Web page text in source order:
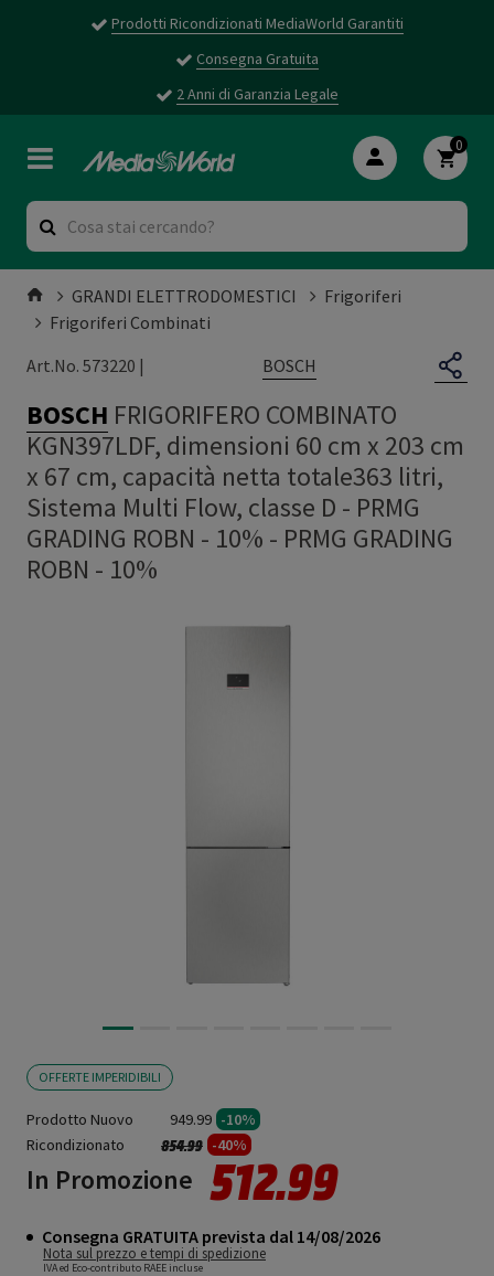
Prodotti Ricondizionati MediaWorld Garantiti
Consegna Gratuita
2 Anni di Garanzia Legale
0
GRANDI ELETTRODOMESTICI
Frigoriferi
Frigoriferi Combinati
Art.No. 573220 |
BOSCH
BOSCH FRIGORIFERO COMBINATO
KGN397LDF, dimensioni 60 cm x 203 cm
x 67 cm, capacità netta totale363 litri,
Sistema Multi Flow, classe D - PRMG
GRADING ROBN - 10% - PRMG GRADING
ROBN - 10%
OFFERTE IMPERIDIBILI
Prodotto Nuovo 949.99 -10%
Ricondizionato
Prezzo ridotto da
854.99a -40%
In Promozione 512.99
Consegna GRATUITA prevista dal 14/08/2026
Nota sul prezzo e tempi di spedizione
IVA ed Eco-contributo RAEE incluse